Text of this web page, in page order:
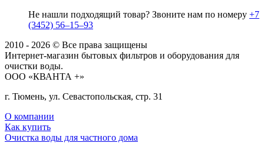
Не нашли подходящий товар? Звоните нам по номеру +7
(3452) 56‒15‒93
2010 - 2026 © Все права защищены
Интернет-магазин бытовых фильтров и оборудования для
очистки воды.
ООО «КВАНТА +»
г. Тюмень, ул. Севастопольская, стр. 31
О компании
Как купить
Очистка воды для частного дома